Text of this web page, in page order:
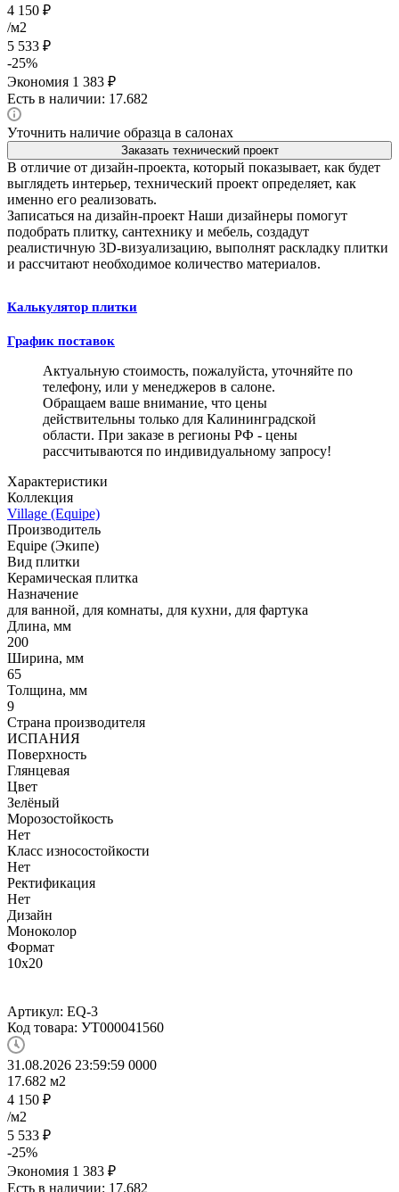
4 150 ₽
/м2
5 533 ₽
-25%
Экономия 1 383 ₽
Есть в наличии: 17.682
Уточнить наличие образца в салонах
Заказать технический проект
В отличие от дизайн-проекта, который показывает, как будет
выглядеть интерьер, технический проект определяет, как
именно его реализовать.
Записаться на дизайн-проект Наши дизайнеры помогут
подобрать плитку, сантехнику и мебель, создадут
реалистичную 3D-визуализацию, выполнят раскладку плитки
и рассчитают необходимое количество материалов.
Калькулятор плитки
График поставок
Актуальную стоимость, пожалуйста, уточняйте по
телефону, или у менеджеров в салоне.
Обращаем ваше внимание, что цены
действительны только для Калининградской
области. При заказе в регионы РФ - цены
рассчитываются по индивидуальному запросу!
Характеристики
Коллекция
Village (Equipe)
Производитель
Equipe (Экипе)
Вид плитки
Керамическая плитка
Назначение
для ванной, для комнаты, для кухни, для фартука
Длина, мм
200
Ширина, мм
65
Толщина, мм
9
Страна производителя
ИСПАНИЯ
Поверхность
Глянцевая
Цвет
Зелёный
Морозостойкость
Нет
Класс износостойкости
Нет
Ректификация
Нет
Дизайн
Моноколор
Формат
10x20
Артикул: EQ-3
Код товара: УТ000041560
31.08.2026 23:59:59 0000
17.682 м2
4 150 ₽
/м2
5 533 ₽
-25%
Экономия 1 383 ₽
Есть в наличии: 17.682